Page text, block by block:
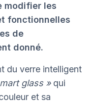
modifier les
fonctionnelles
de
donné.
du verre intelligent
glass »qui
et sa